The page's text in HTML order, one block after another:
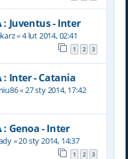
: Juventus - Inter
«4 lut 2014, 02:41
1 2 3
: Inter - Catania
«27 sty 2014, 17:42
: Genoa - Inter
«20 sty 2014, 14:37
1 2 3